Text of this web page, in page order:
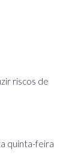
riscos de
quinta-feira